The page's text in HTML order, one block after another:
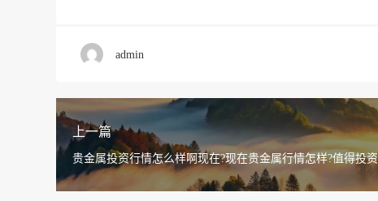
admin
上一篇
贵金属投资行情怎么样啊现在?现在贵金属行情怎样?值得投